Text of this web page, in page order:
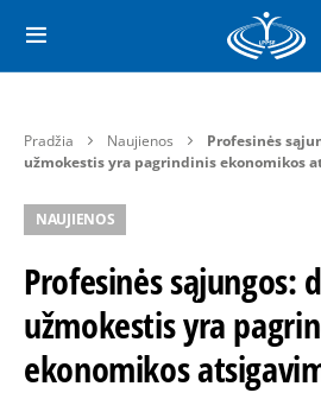
Pradžia Naujienos
Profesinės
užmokestis yra pagrindinis ekonomikos
NAUJIENOS
Profesinės sąjungos:
užmokestis yra
ekonomikos